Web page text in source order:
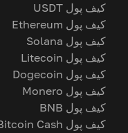
کیف پول USDT
کیف پول Ethereum
کیف پول Solana
کیف پول Litecoin
کیف پول Dogecoin
کیف پول Monero
کیف پول BNB
کیف پول Bitcoin Cash